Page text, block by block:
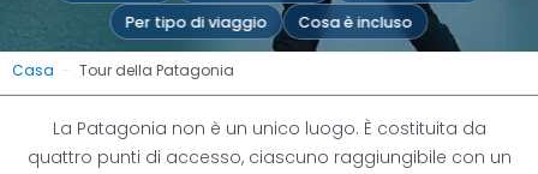
Tour della Patagonia
La natura selvaggia e indomita: Viaggio
Per tipo di viaggio
Cosa è incluso
Casa - Tour della Patagonia
La Patagonia non è un unico luogo. È costituita da
quattro punti di accesso, ciascuno raggiungibile con un